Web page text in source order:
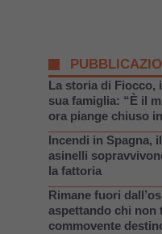
La storia di Fiocco,
sua famiglia: “È il
ora piange chiuso
Incendi in Spagna,
asinelli
la fattoria
Rimane fuori
aspettando chi non
commovente